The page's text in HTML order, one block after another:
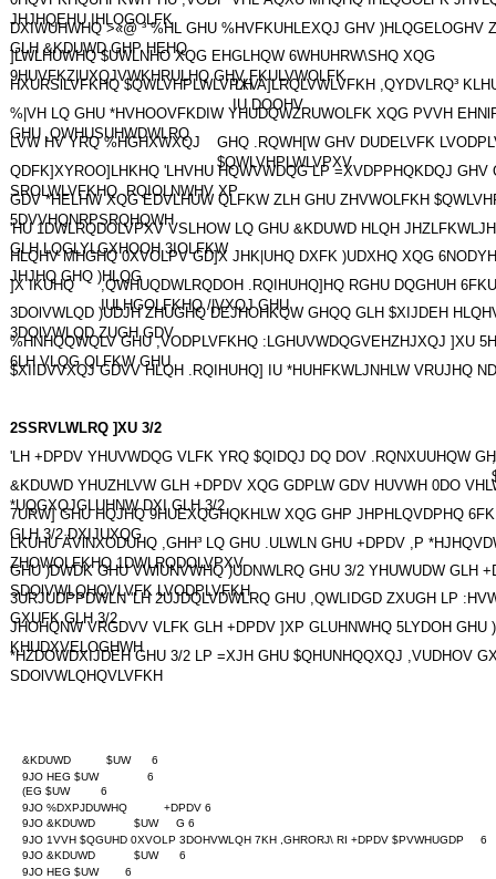
JHJHQEHU IHLQGOLFK
DXIWUHWHQ >«@ ³ %HL GHU %HVFKUHLEXQJ GHV )HLQGELOGHV
GLH &KDUWD GHP HEHQ
]LWLHUWHQ $UWLNHO XQG EHGLHQW 6WHUHRW\SHQ XQG
9HUVFKZ|UXQJVWKHRULHQ GHV FKULVWOLFK
HXURSlLVFKHQ $QWLVHPLWLVPXV'LH Ä]LRQLVWLVFKH ,QYDVLRQ³
IU DOOHV
%|VH LQ GHU *HVHOOVFKDIW YHUDQWZRUWOLFK XQG PVVH
GHU ,QWHUSUHWDWLRQ
LVW HV YRQ %HGHXWXQJ
GHQ .RQWH[W GHV DUDELVFK
$QWLVHPLWLVPXV
QDFK]XYROO]LHKHQ 'LHVHU HQWVWDQG LP =XVDPPHQKDQJ GHV
SROLWLVFKHQ .RQIOLNWHV XP
GDV *HELHW XQG EDVLHUW QLFKW ZLH GHU ZHVWOLFKH
5DVVHQNRPSRQHQWH
'HU 1DWLRQDOLVPXV VSLHOW LQ GHU &KDUWD HLQH
GLH LQGLYLGXHOOH 3IOLFKW
HLQHV MHGHQ 0XVOLPV GD]X JHK|UHQ DXFK )UDXHQ XQG
JHJHQ GHQ )HLQG
]X IKUHQ
,QWHUQDWLRQDOH .RQIHUHQ]HQ RGHU DQGHUH
IULHGOLFKHQ /|VXQJ GHU
3DOlVWLQD )UDJH ZHUGHQ DEJHOHKQW GHQQ GLH $XIJDEH
3DOlVWLQD ZUGH GDV
%HNHQQWQLV GHU ,VODPLVFKHQ :LGHUVWDQGVEHZHJXQJ ]XU
6LH VLQG QLFKW GHU
$XIIDVVXQJ GDVV HLQH .RQIHUHQ] IU *HUHFKWLJNHLW VRUJHQ
2SSRVLWLRQ ]XU 3/2
'LH +DPDV YHUVWDQG VLFK YRQ $QIDQJ DQ DOV .RQNXUUHQW
&KDUWD YHUZHLVW GLH +DPDV XQG GDPLW GDV HUVWH 0DO
*UQGXQJGLUHNW DXI GLH 3/2
7URW] GHU HQJHQ 9HUEXQGHQKHLW XQG GHP JHPHLQVDPHQ
GLH 3/2 DXIJUXQG
LKUHU ÄVlNXODUHQ ,GHH³ LQ GHU .ULWLN GHU +DPDV ,P
ZHOWOLFKHQ 1DWLRQDOLVPXV
GHU )DWDK GHU VWlUNVWHQ )UDNWLRQ GHU 3/2 YHUWUDW GLH
SDOlVWLQHQVLVFK LVODPLVFKH
3URJUDPPDWLN 'LH 2UJDQLVDWLRQ GHU ,QWLIDGD ZXUGH LP
GXUFK GLH 3/2
JHOHQNW VRGDVV VLFK GLH +DPDV ]XP GLUHNWHQ 5LYDOH GHU
KHUDXVELOGHWH
*HZDOWDXIJDEH GHU 3/2 LP =XJH GHU $QHUNHQQXQJ ,VUDHOV
SDOlVWLQHQVLVFKH
&KDUWD $UW
6
9JO HEG $UW
6
(EG $UW
6
9JO %DXPJDUWHQ
+DPDV 6
9JO &KDUWD
$UW
G 6
9JO 1VVH $QGUHD 0XVOLP 3DOHVWLQH 7KH ,GHRORJ\ RI +DPDV $PVWHUGDP
6
9JO &KDUWD
$UW
6
9JO HEG $UW
6